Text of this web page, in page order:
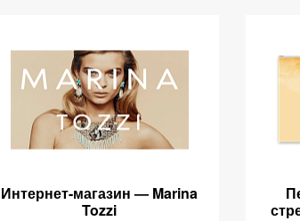
Интернет-магазин — Marina
Tozzi